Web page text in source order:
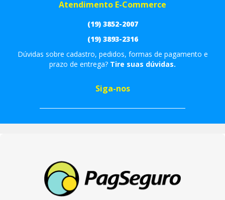
Atendimento E-Commerce
(19) 3852-2007
(19) 3893-2316
Dúvidas sobre cadastro, pedidos, formas de pagamento e
prazo de entrega? Tire suas dúvidas.
Siga-nos